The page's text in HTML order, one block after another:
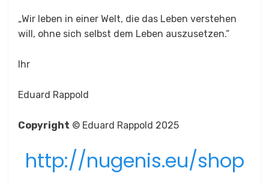
„Wir leben in einer Welt, die das Leben verstehen
will, ohne sich selbst dem Leben auszusetzen.“
Ihr
Eduard Rappold
Copyright © Eduard Rappold 2025
http://nugenis.eu/shop